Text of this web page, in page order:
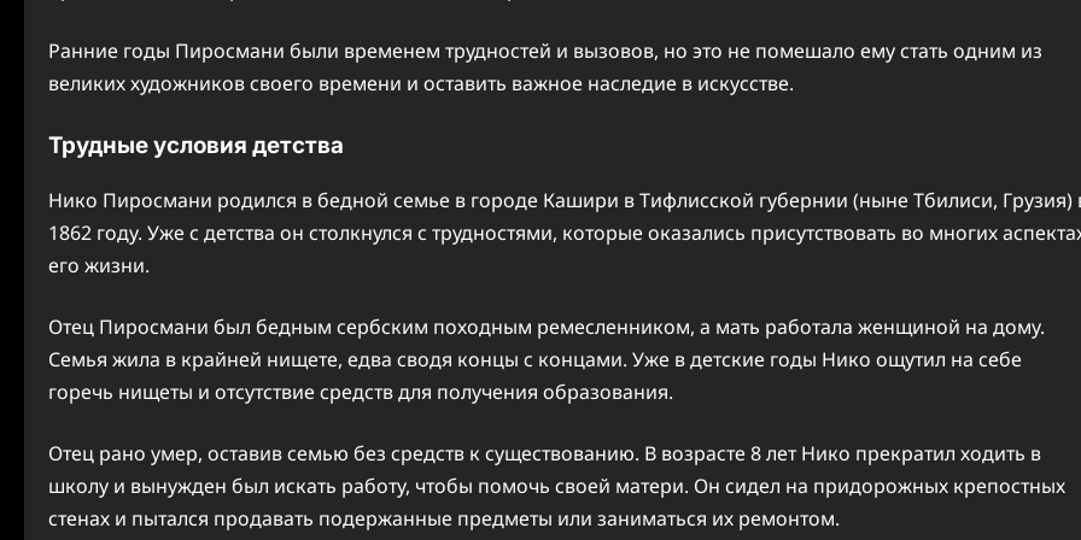
Ранние годы Пиросмани были временем трудностей и вызовов, но это не помешало ему стать одним из
великих художников своего времени и оставить важное наследие в искусстве.
Трудные условия детства
Нико Пиросмани родился в бедной семье в городе Кашири в Тифлисской губернии (ныне Тбилиси, Грузия)
1862 году. Уже с детства он столкнулся с трудностями, которые оказались присутствовать во многих
его жизни.
Отец Пиросмани был бедным сербским походным ремесленником, а мать работала женщиной на дому.
Семья жила в крайней нищете, едва сводя концы с концами. Уже в детские годы Нико ощутил на себе
горечь нищеты и отсутствие средств для получения образования.
Отец рано умер, оставив семью без средств к существованию. В возрасте 8 лет Нико прекратил ходить в
школу и вынужден был искать работу, чтобы помочь своей матери. Он сидел на придорожных крепостных
стенах и пытался продавать подержанные предметы или заниматься их ремонтом.